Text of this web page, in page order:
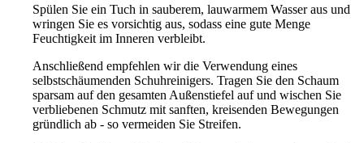
Spülen Sie ein Tuch in sauberem, lauwarmem Wasser aus und
wringen Sie es vorsichtig aus, sodass eine gute Menge
Feuchtigkeit im Inneren verbleibt.
Anschließend empfehlen wir die Verwendung eines
selbstschäumenden Schuhreinigers. Tragen Sie den Schaum
sparsam auf den gesamten Außenstiefel auf und wischen Sie
verbliebenen Schmutz mit sanften, kreisenden Bewegungen
gründlich ab - so vermeiden Sie Streifen.